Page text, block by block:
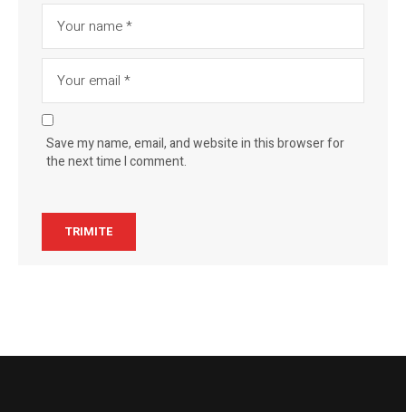
Save my name, email, and website in this browser for
the next time I comment.